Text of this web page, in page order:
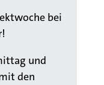
bei
!
und
den